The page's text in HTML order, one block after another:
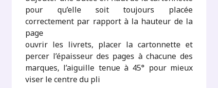
pour qu’elle soit toujours placée
correctement par rapport à la hauteur de la
page
ouvrir les livrets, placer la cartonnette et
percer l’épaisseur des pages à chacune des
marques, l’aiguille tenue à 45° pour mieux
viser le centre du pli